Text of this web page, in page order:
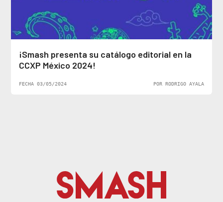
¡Smash presenta su catálogo editorial en la
CCXP México 2024!
FECHA 03/05/2024 POR RODRIGO AYALA